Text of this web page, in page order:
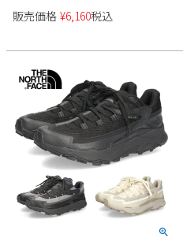
販売価格 ¥6,160税込